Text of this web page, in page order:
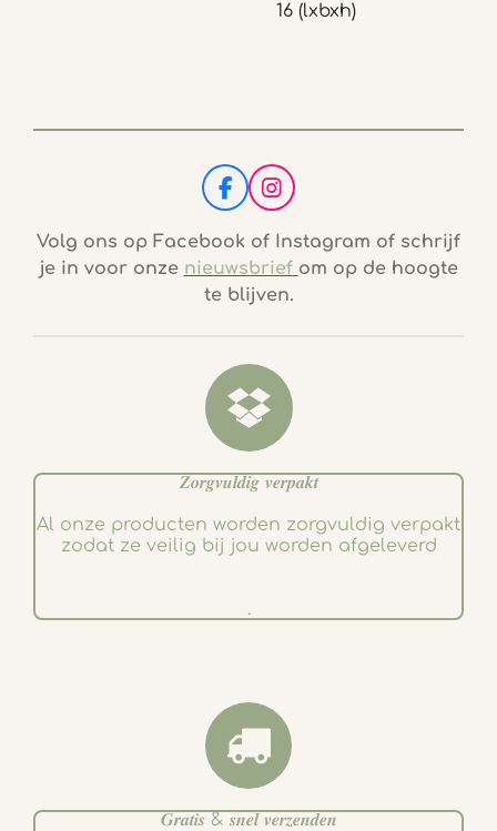
16 (lxbxh)
F
a
c
b
o
k
I
n
s
t
a
g
a
Volg ons op Facebook of Instagram of schrijf
je in voor onze nieuwsbrief om op de hoogte
te blijven.
𝒁𝒐𝒓𝒈𝒗𝒖𝒍𝒅𝒊𝒈 𝒗𝒆𝒓𝒑𝒂𝒌𝒕
Al onze producten worden zorgvuldig verpakt
zodat ze veilig bij jou worden afgeleverd
.
𝑮𝒓𝒂𝒕𝒊𝒔 & 𝒔𝒏𝒆𝒍 𝒗𝒆𝒓𝒛𝒆𝒏𝒅𝒆𝒏